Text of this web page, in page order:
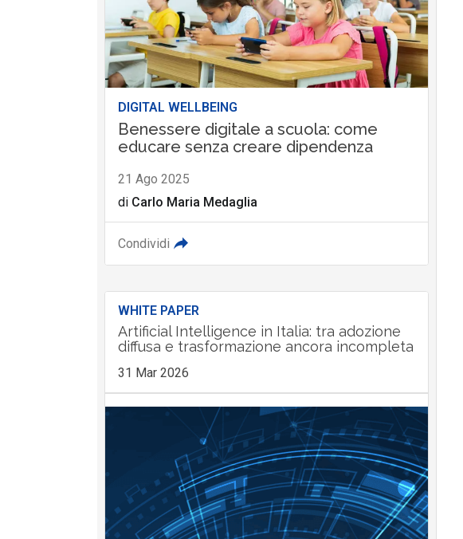
DIGITAL WELLBEING
Benessere digitale a scuola: come
educare senza creare dipendenza
21 Ago 2025
di Carlo Maria Medaglia
Condividi
WHITE PAPER
Artificial Intelligence in Italia: tra adozione
diffusa e trasformazione ancora incompleta
31 Mar 2026